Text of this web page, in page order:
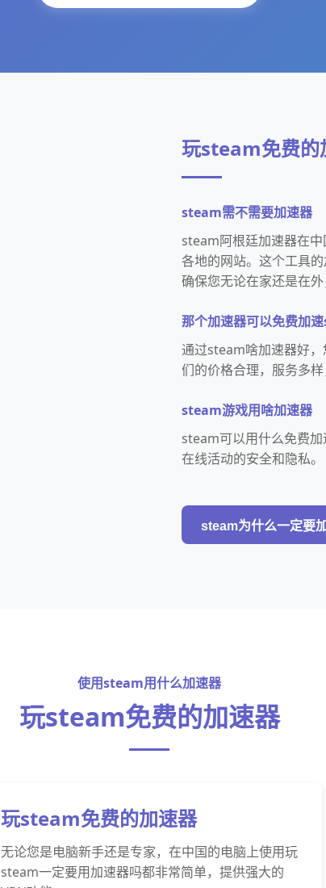
玩steam免费的
steam需不需要加速器
steam阿根廷加速器在
各地的网站。这个工具
确保您无论在家还是在
那个加速器可以免费加
通过steam啥加速器好
们的价格合理，服务多样
steam游戏用啥加速器
steam可以用什么免费
在线活动的安全和隐私。
steam为什么一定要
使用steam用什么加速器
玩steam免费的加速器
玩steam免费的加速器
无论您是电脑新手还是专家，在中国的电脑上使用玩
steam一定要用加速器吗都非常简单，提供强大的